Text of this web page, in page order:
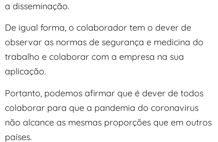
a disseminação.
De igual forma, o colaborador tem o dever de
observar as normas de segurança e medicina do
trabalho e colaborar com a empresa na sua
aplicação.
Portanto, podemos afirmar que é dever de todos
colaborar para que a pandemia do coronavirus
não alcance as mesmas proporções que em outros
países.